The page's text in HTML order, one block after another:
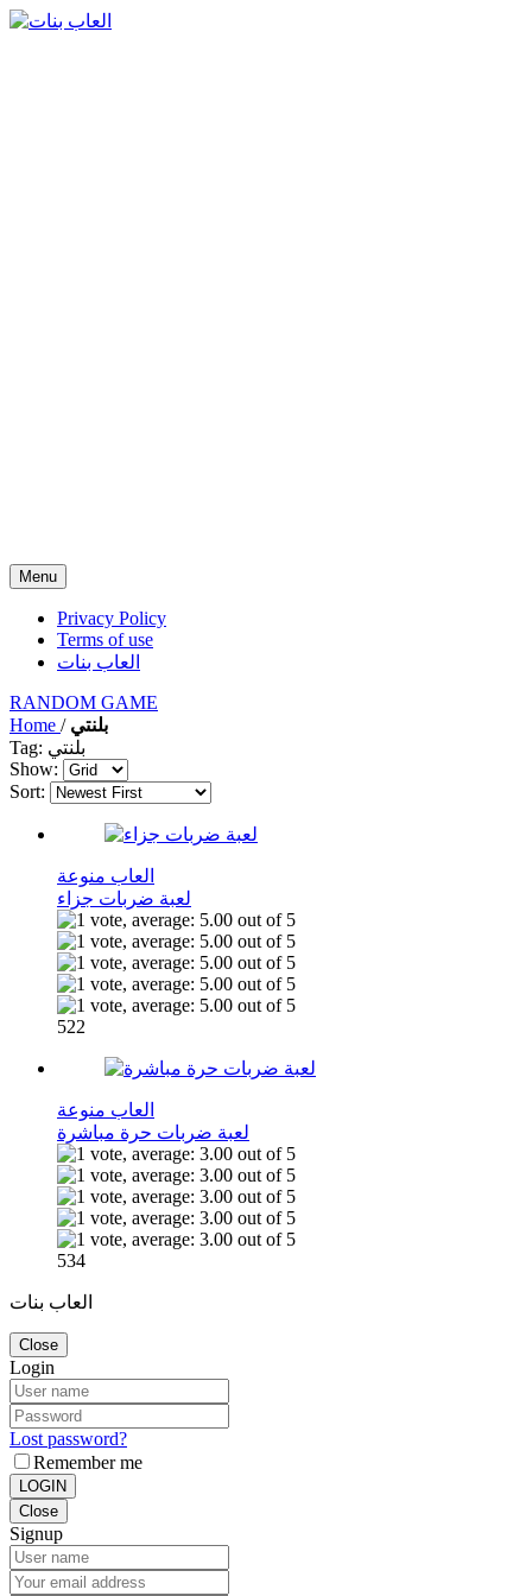
Menu
Privacy Policy
Terms of use
العاب بنات
RANDOM GAME
Home / بلنتي
Tag: بلنتي
Show:
Sort:
العاب منوعة
لعبة ضربات جزاء
522
العاب منوعة
لعبة ضربات حرة مباشرة
534
العاب بنات
Close
Login
Lost password?
Remember me
LOGIN
Close
Signup